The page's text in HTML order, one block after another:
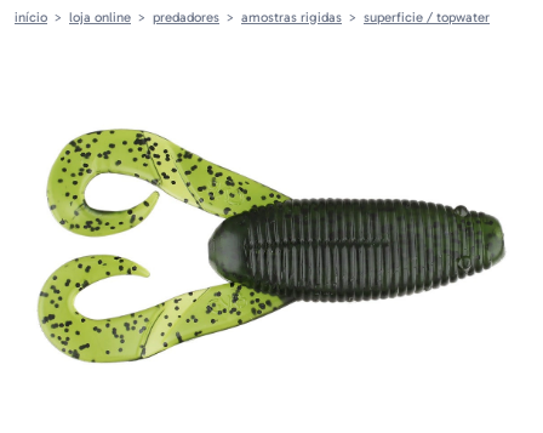
início loja online predadores amostras rigidas superficie / topwater